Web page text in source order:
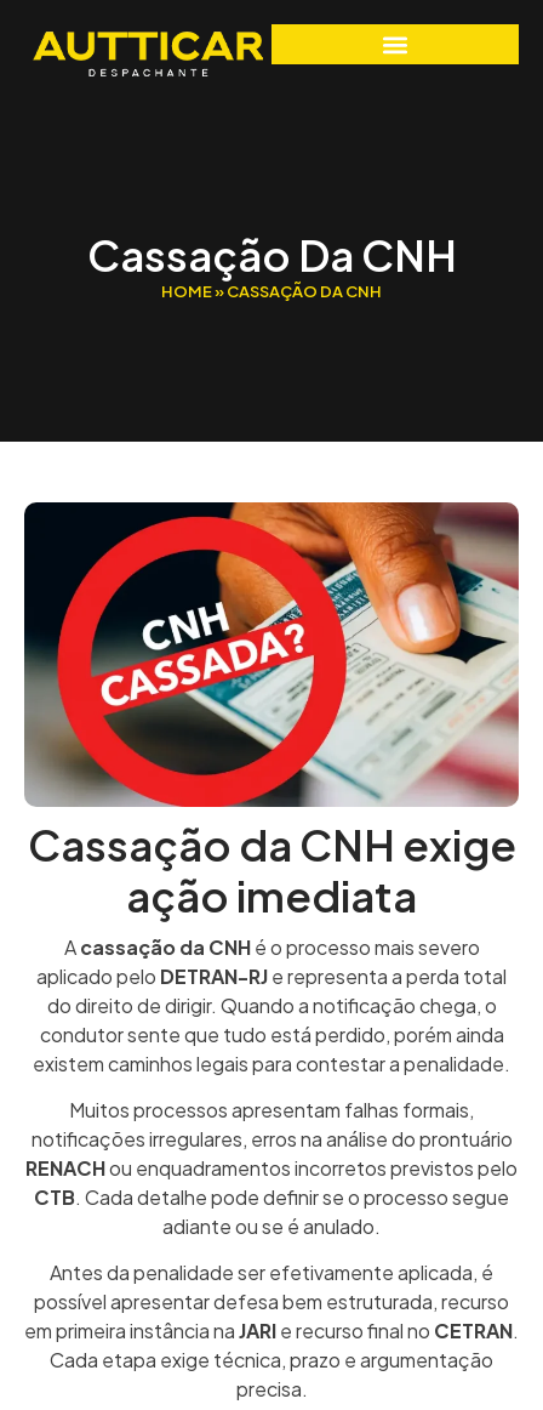
Cassação Da CNH
HOME»CASSAÇÃO DA CNH
Cassação da CNH exige
ação imediata
Acassação da CNHé o processo mais severo
aplicado pelo DETRAN-RJe representa a perda total
do direito de dirigir. Quando a notificação chega, o
condutor sente que tudo está perdido, porém ainda
existem caminhos legais para contestar a penalidade.
Muitos processos apresentam falhas formais,
notificações irregulares, erros na análise do prontuário
RENACHou enquadramentos incorretos previstos pelo
CTB. Cada detalhe pode definir se o processo segue
adiante ou se é anulado.
Antes da penalidade ser efetivamente aplicada, é
possível apresentar defesa bem estruturada, recurso
em primeira instância naJARIe recurso final no CETRAN.
Cada etapa exige técnica, prazo e argumentação
precisa.